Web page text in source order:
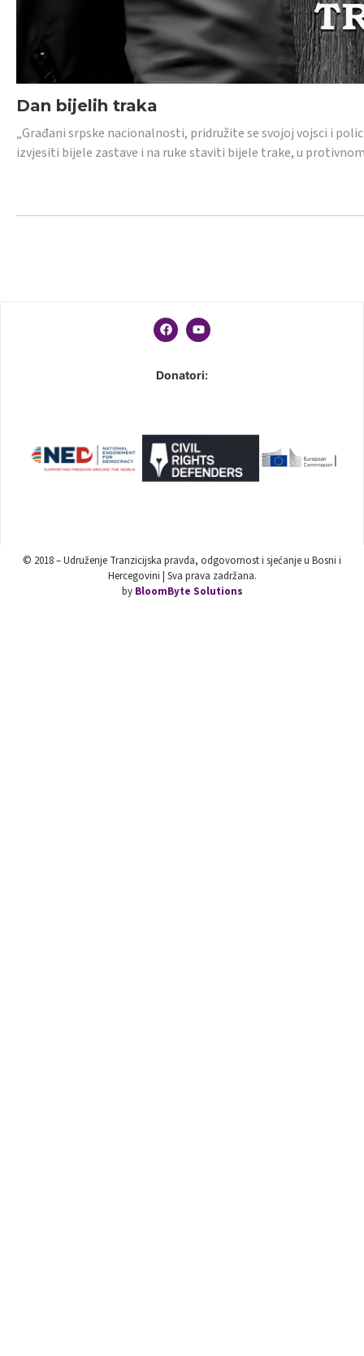
Dan bijelih traka
„Građani srpske nacionalnosti, pridružite se svojoj vojsci i
izvjesiti bijele zastave i na ruke staviti bijele trake, u
Donatori:
© 2018 – Udruženje Tranzicijska pravda, odgovornost i sjećanje u Bosni i
Hercegovini | Sva prava zadržana.
by BloomByte Solutions